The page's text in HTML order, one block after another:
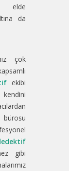
elde
da
çok
ekibi
gibi